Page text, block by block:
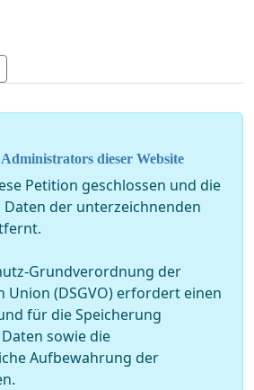
ist meiner Meinung das Risiko
gering. Da vor allem in den
sehr freuen, wenn ihr mein
unterstützt! Für ein
und einen Alltag mit Struktur!
Staatsregierung
dieses Thema aufgegriffen wird -
Änderung zu bewirken! Jede
dieser Website
Petition geschlossen und die
der unterzeichnenden
Grundverordnung der
Union (DSGVO) erfordert einen
für die Speicherung
sowie die
Aufbewahrung der